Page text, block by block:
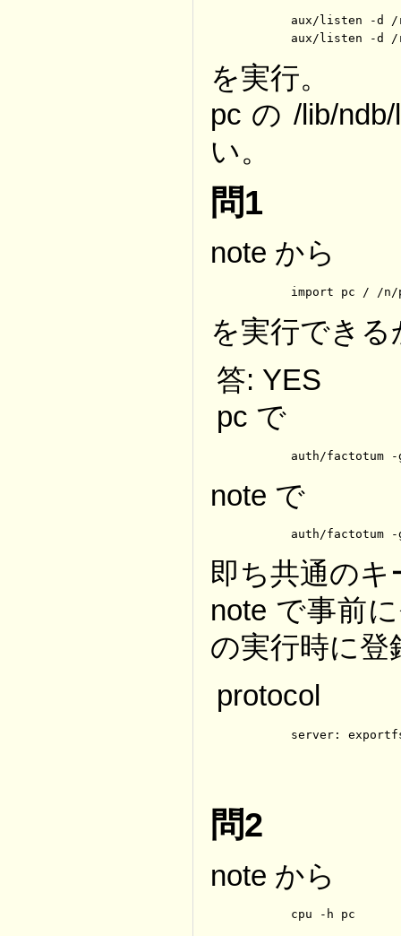
aux/listen -d
を実行。
pc の /lib/
い。
問1
note から
import pc / /
を実行できる
答: YES
pc で
auth/factotum
note で
auth/factotum
即ち共通の
note で事前
の実行時に登
protocol
server:
問2
note から
	cpu -h pc